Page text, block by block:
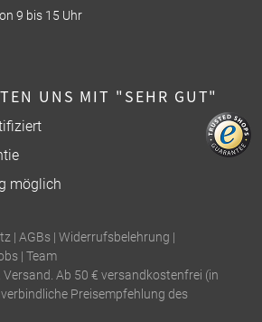
9 bis 15 Uhr
UNS MIT "SEHR GUT"
möglich
AGBs Widerrufsbelehrung
Team
Versand. Ab 50 € versandkostenfrei (in
Preisempfehlung des